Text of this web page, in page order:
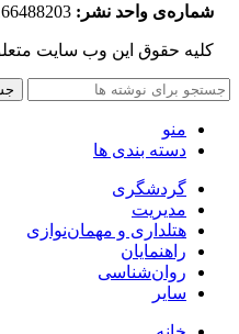
شماره‌‌ی واحد نشر:
کلیه حقوق این وب سایت
منو
دسته بندی ها
گردشگری
مدیریت
هتلداری و مهمان‌نوازی
راهنمایان
روان‌شناسی
سایر